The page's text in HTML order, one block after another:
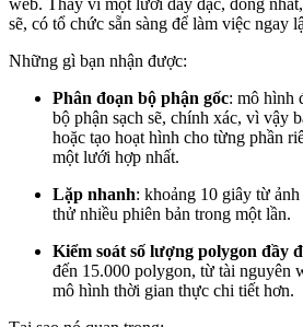
web. Thay vì một lưới dày đặc, đồng
sẽ, có tổ chức sẵn sàng để làm việc ngay
Những gì bạn nhận được:
Phân đoạn bộ phận gốc: mô hình
bộ phận sạch sẽ, chính xác, vì vậy
hoặc tạo hoạt hình cho từng phần
một lưới hợp nhất.
Lặp nhanh: khoảng 10 giây từ
thử nhiều phiên bản trong một lần.
Kiểm soát số lượng polygon đầy
đến 15.000 polygon, từ tài nguyên
mô hình thời gian thực chi tiết hơn.